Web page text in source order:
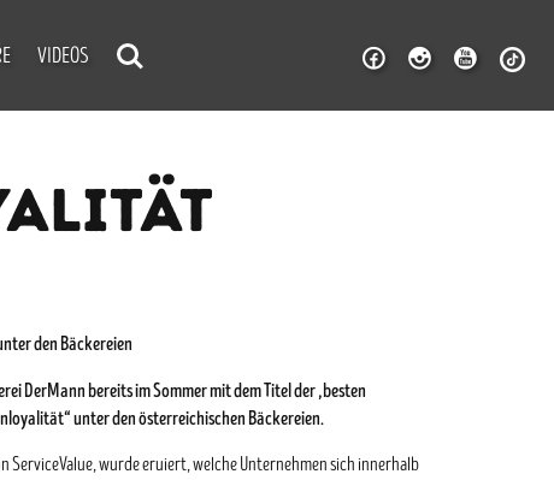
VIDEOS
den Bäckereien
DerMann bereits im Sommer mit dem Titel der „besten
unter den österreichischen Bäckereien.
wurde eruiert, welche Unternehmen sich innerhalb